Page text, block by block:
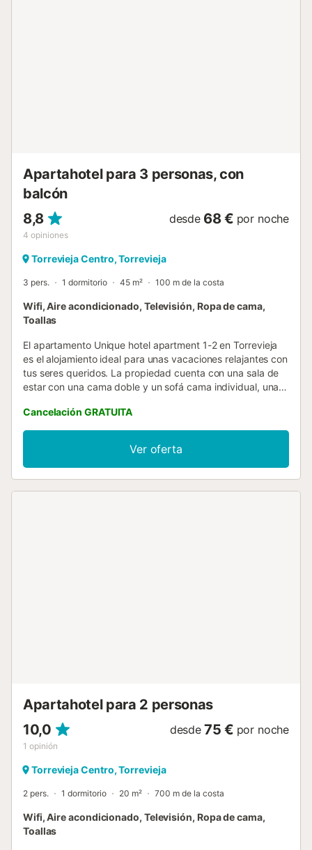
Apartahotel para 3 personas, con
balcón
8,8
4 opiniones
desde 68 € por noche
Torrevieja Centro, Torrevieja
3 pers. 1 dormitorio 45 m² 100 m de la costa
Wifi, Aire acondicionado, Televisión, Ropa de cama,
Toallas
El apartamento Unique hotel apartment 1-2 en Torrevieja
es el alojamiento ideal para unas vacaciones relajantes con
tus seres queridos. La propiedad cuenta con una sala de
estar con una cama doble y un sofá cama individual, una
servicios adicionales se incluyen Wi-Fi, televisión y aire
acondicionado. También hay 2 cunas disponibles para los
huéspedes. El apartamento dispone de un balcón privado,
perfecto para relajarse por la noche. No se permiten
mascotas, fumar ni celebrar eventos....
Cancelación GRATUITA
Ver oferta
Apartahotel para 2 personas
10,0
1 opinión
desde 75 € por noche
Torrevieja Centro, Torrevieja
2 pers. 1 dormitorio 20 m² 700 m de la costa
Wifi, Aire acondicionado, Televisión, Ropa de cama,
Toallas